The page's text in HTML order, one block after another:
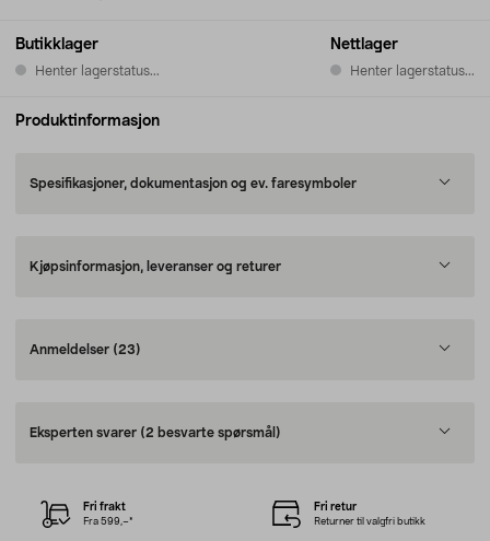
Butikklager
Henter lagerstatus...
Nettlager
Henter lagerstatus...
Produktinformasjon
Spesifikasjoner, dokumentasjon og ev. faresymboler
Kjøpsinformasjon, leveranser og returer
Anmeldelser (23)
Eksperten svarer (2 besvarte spørsmål)
Fri frakt
Fra 599,–*
Fri retur
Returner til valgfri butikk